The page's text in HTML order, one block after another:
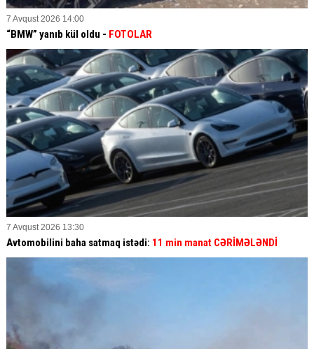
7 Avqust 2026 14:00
“BMW” yanıb kül oldu - FOTOLAR
7 Avqust 2026 13:30
Avtomobilini baha satmaq istədi: 11 min manat CƏRİMƏLƏNDİ